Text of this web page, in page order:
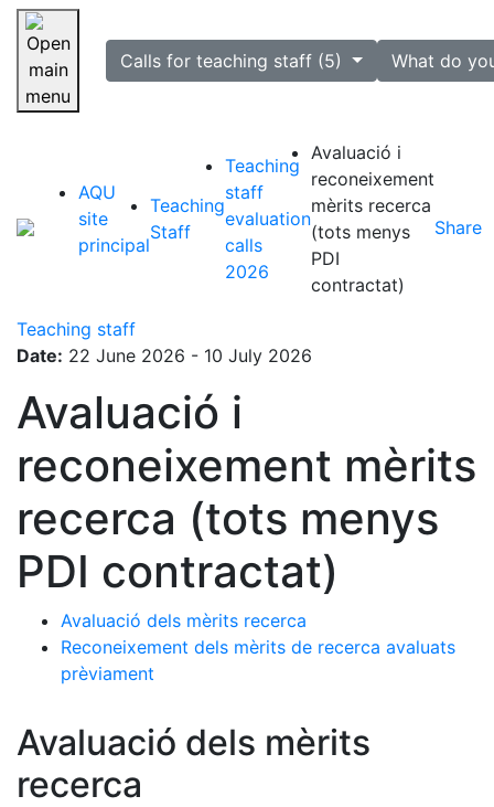
Skip navigation
selectedCalls for teaching staff (5) What do
AQU
site
principal
Teaching
Staff
Teaching
staff
evaluation
calls
2026
Avaluació i
reconeixement
mèrits recerca
(tots menys
PDI
contractat)
Share
Teaching staff
Date: 22 June 2026 - 10 July 2026
Avaluació i
reconeixement mèrits
recerca (tots menys
PDI contractat)
Avaluació dels mèrits recerca
Reconeixement dels mèrits de recerca avaluats
prèviament
Avaluació dels mèrits
recerca